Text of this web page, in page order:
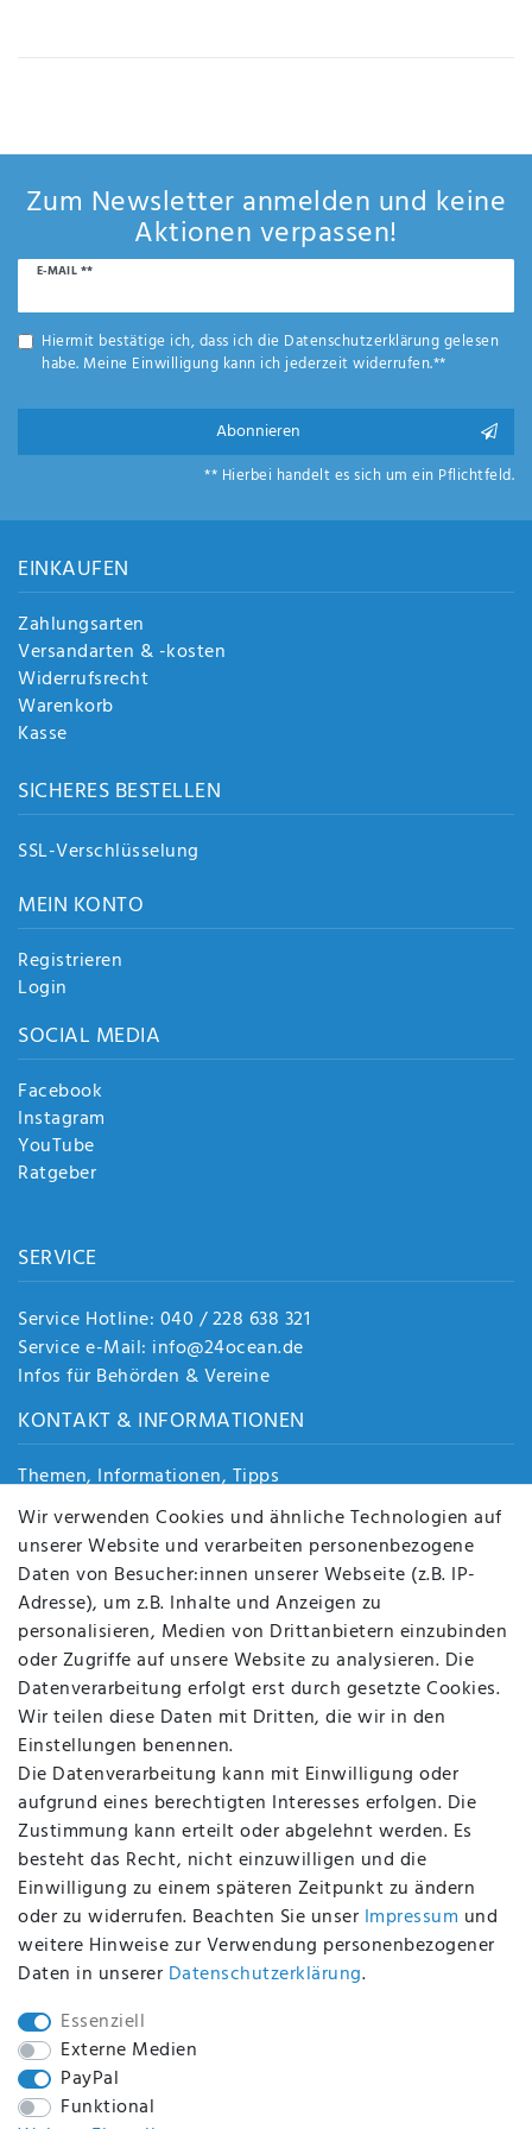
Hiermit
ich die
Daten­
gelesen
rag
e
sen
de
n
Zum Newsletter anmelden und keine
Aktionen verpassen!
E-MAIL **
Newsletter
Hiermit bestätige ich, dass ich die Daten­schutz­erklärunggelesen
habe. Meine Einwilligung kann ich jederzeit widerrufen.**
Abonnieren
** Hierbei handelt es sich um ein Pflichtfeld.
EINKAUFEN
Zahlungsarten
Versandarten & -kosten
Widerrufsrecht
Warenkorb
Kasse
SICHERES BESTELLEN
SSL-Verschlüsselung
MEIN KONTO
Registrieren
Login
SOCIAL MEDIA
Facebook
Instagram
YouTube
Ratgeber
SERVICE
Service Hotline: 040 / 228 638 321
Service e-Mail: info@24ocean.de
Infos für Behörden & Vereine
KONTAKT & INFORMATIONEN
Themen, Informationen, Tipps
Jobs
Über uns
Kontakt
Datenschutz
AGB
FAQ
Batterieentsorgung
Altölverordnung
Impressum
BEQUEM UND SICHER BEZAHLEN MIT
BEI UNS SIND SIE SICHER!
WIR VERSENDEN MIT
Wir verwenden Cookies und ähnliche Technologien auf
unserer Website und verarbeiten personenbezogene
Daten von Besucher:innen unserer Webseite (z.B. IP-
Adresse), um z.B. Inhalte und Anzeigen zu
personalisieren, Medien von Drittanbietern einzubinden
oder Zugriffe auf unsere Website zu analysieren. Die
Datenverarbeitung erfolgt erst durch gesetzte Cookies.
Wir teilen diese Daten mit Dritten, die wir in den
Einstellungen benennen.
Die Datenverarbeitung kann mit Einwilligung oder
aufgrund eines berechtigten Interesses erfolgen. Die
Zustimmung kann erteilt oder abgelehnt werden. Es
besteht das Recht, nicht einzuwilligen und die
Einwilligung zu einem späteren Zeitpunkt zu ändern
oder zu widerrufen. Beachten Sie unser Impressum und
weitere Hinweise zur Verwendung personenbezogener
Daten in unserer Daten­schutz­erklärung.
Essenziell
Externe Medien
PayPal
Funktional